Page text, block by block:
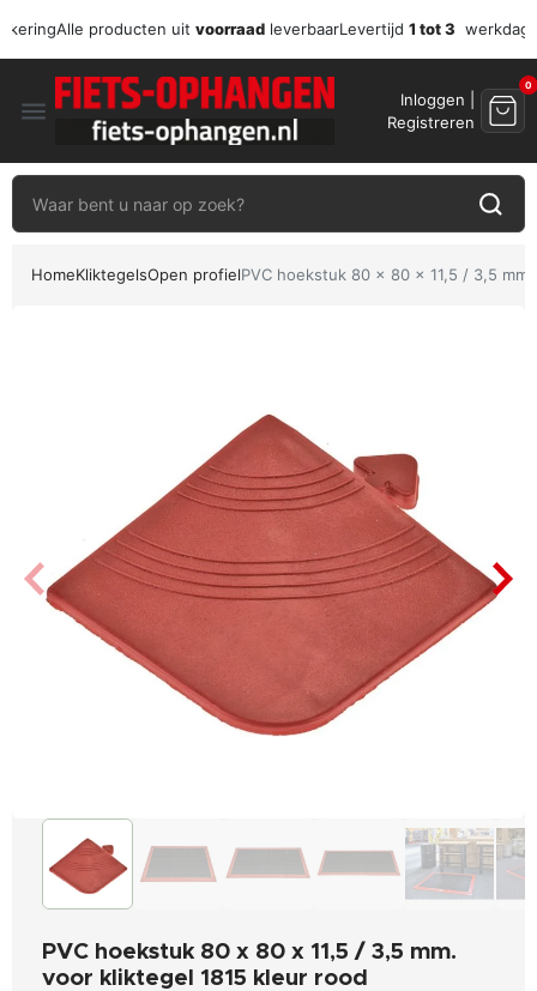
Alle producten uit voorraad leverbaarLevertijd 1 tot 3
menu
Inloggen |
Registreren
0
HomeKliktegelsOpen profielPVC hoekstuk 80 x 80 x 11,5 / 3,5
PVC hoekstuk 80 x 80 x 11,5 / 3,5 mm.
voor kliktegel 1815 kleur rood